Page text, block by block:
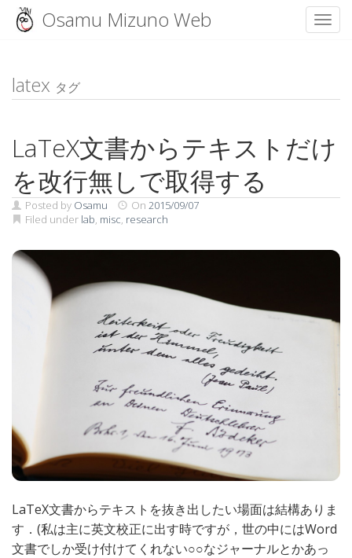
content
Osamu Mizuno Web
latex タグ
LaTeX文書からテキストだけ
を改行無しで取得する
Posted by Osamu On 2015/09/07
Filed under lab, misc, research
LaTeX文書からテキストを抜き出したい場面は結構ありま
す．(私は主に英文校正に出す時ですが，世の中にはWord
文書でしか受け付けてくれない○○なジャーナルとかあっ